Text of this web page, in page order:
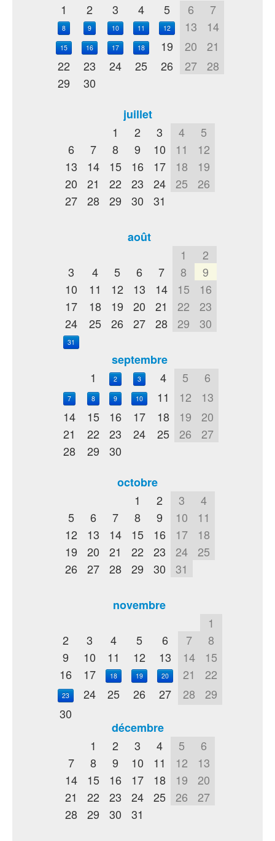
1
2 3 4 5 6 7
8 9 10 11 12 13 14
15 16 17 18 19 20
21
22
23 24 25 26 27
28
29
30
juillet
1
2 3 4
5
6
7 8 9 10 11
12
13
14 15 16 17 18
19
20
21 22 23 24 25
26
27
28 29 30 31
août
1
2
3
4 5 6 7 8
9
10
11 12 13 14 15
16
17
18 19 20 21 22
23
24
25 26 27 28 29 30
31
septembre
1
2 3 4 5 6
7 8 9 10 11 12
13
14
15 16 17 18 19
20
21
22 23 24 25 26
27
28
29
30
octobre
1
2 3
4
5
6 7 8 9 10
11
12
13 14 15 16 17
18
19
20 21 22 23 24
25
26
27 28 29 30 31
novembre
1
2
3 4 5 6 7
8
9
10 11 12 13 14
15
16
17 18 19 20 21 22
23 24 25 26 27 28
29
30
décembre
1
2 3 4 5
6
7
8 9 10 11 12
13
14
15 16 17 18 19
20
21
22 23 24 25 26
27
28
29 30 31